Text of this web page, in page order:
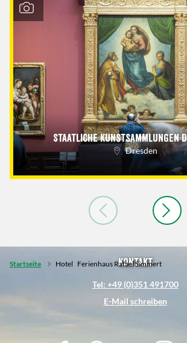
Staatliche Kunstsammlungen
Dresden
Startseite Hotel Ferienhaus Rafael Simmert
Kontakt
Tel: +49 (0)351 491700
E-Mail schreiben